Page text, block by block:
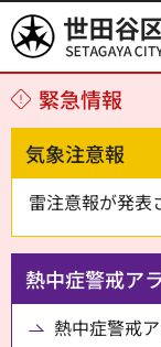
世田谷区
緊急情報
気象注意報
雷注意報が発表
熱中症警戒ア
熱中症警戒